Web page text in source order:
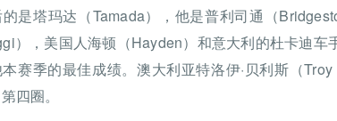
是塔玛达（Tamada），他是普利司通（
），美国人海顿（Hayden）和意大利的杜卡迪车
赛季的最佳成绩。澳大利亚特洛伊·贝利斯（
四圈。